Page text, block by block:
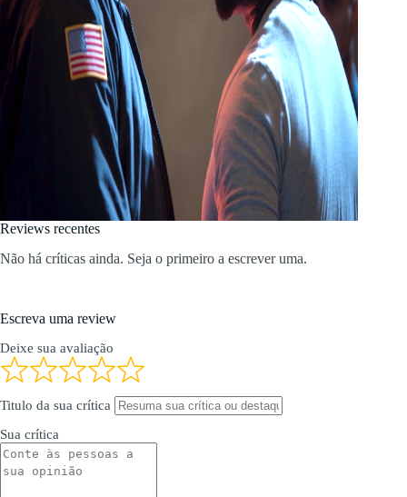
Reviews recentes
Não há críticas ainda. Seja o primeiro a escrever uma.
Escreva uma review
Deixe sua avaliação
Titulo da sua crítica
Sua crítica